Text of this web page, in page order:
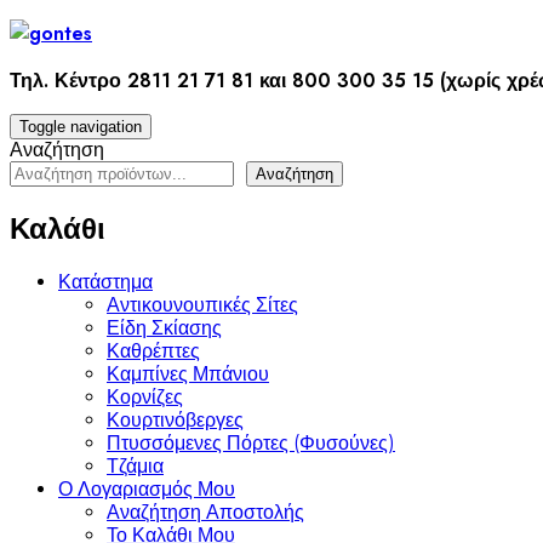
Skip
Τηλ. Κέντρο 2811 21 71 81 και 800 300 35 15 (χωρίς
Toggle navigation
Αναζήτηση
Αναζήτηση
Καλάθι
Κατάστημα
Αντικουνουπικές Σίτες
Είδη Σκίασης
Καθρέπτες
Καμπίνες Μπάνιου
Κορνίζες
Κουρτινόβεργες
Πτυσσόμενες Πόρτες (Φυσούνες)
Τζάμια
Ο Λογαριασμός Μου
Αναζήτηση Αποστολής
Το Καλάθι Μου